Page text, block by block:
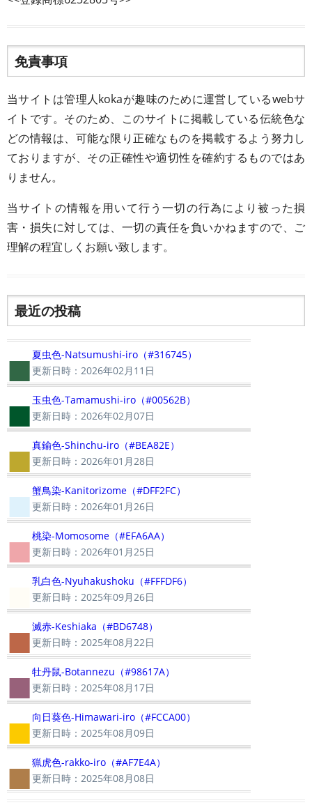
免責事項
当サイトは管理人kokaが趣味のために運営しているwebサ
イトです。そのため、このサイトに掲載している伝統色な
どの情報は、可能な限り正確なものを掲載するよう努力し
ておりますが、その正確性や適切性を確約するものではあ
りません。
当サイトの情報を用いて行う一切の行為により被った損
害・損失に対しては、一切の責任を負いかねますので、ご
理解の程宜しくお願い致します。
最近の投稿
■夏虫色-Natsumushi-iro（#316745）
更新日時：2026年02月11日
■玉虫色-Tamamushi-iro（#00562B）
更新日時：2026年02月07日
■真鍮色-Shinchu-iro（#BEA82E）
更新日時：2026年01月28日
■蟹鳥染-Kanitorizome（#DFF2FC）
更新日時：2026年01月26日
■桃染-Momosome（#EFA6AA）
更新日時：2026年01月25日
■乳白色-Nyuhakushoku（#FFFDF6）
更新日時：2025年09月26日
■滅赤-Keshiaka（#BD6748）
更新日時：2025年08月22日
■牡丹鼠-Botannezu（#98617A）
更新日時：2025年08月17日
■向日葵色-Himawari-iro（#FCCA00）
更新日時：2025年08月09日
■猟虎色-rakko-iro（#AF7E4A）
更新日時：2025年08月08日